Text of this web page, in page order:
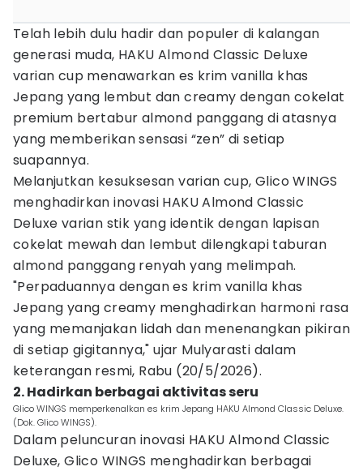
Telah lebih dulu hadir dan populer di kalangan
generasi muda, HAKU Almond Classic Deluxe
varian cup menawarkan es krim vanilla khas
Jepang yang lembut dan creamy dengan cokelat
premium bertabur almond panggang di atasnya
yang memberikan sensasi “zen” di setiap
suapannya.
Melanjutkan kesuksesan varian cup, Glico WINGS
menghadirkan inovasi HAKU Almond Classic
Deluxe varian stik yang identik dengan lapisan
cokelat mewah dan lembut dilengkapi taburan
almond panggang renyah yang melimpah.
"Perpaduannya dengan es krim vanilla khas
Jepang yang creamy menghadirkan harmoni rasa
yang memanjakan lidah dan menenangkan pikiran
di setiap gigitannya," ujar Mulyarasti dalam
keterangan resmi, Rabu (20/5/2026).
2. Hadirkan berbagai aktivitas seru
Glico WINGS memperkenalkan es krim Jepang HAKU Almond Classic Deluxe.
(Dok. Glico WINGS).
Dalam peluncuran inovasi HAKU Almond Classic
Deluxe, Glico WINGS menghadirkan berbagai